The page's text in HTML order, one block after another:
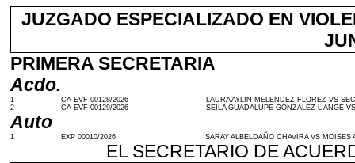
JUZGADO ESPECIALIZADO EN
PRIMERA SECRETARIA
Acdo.
1 CA-EVF 00128/2026
LAURA AYLIN MELENDEZ FLOREZ VS
2
CA-EVF 00129/2026 SEILA GUADALUPE GONZALEZ L ANGE
Auto
1 EXP 00010/2026 SARAY ALBELDAÑO CHAVIRA VS
EL SECRETARIO DE